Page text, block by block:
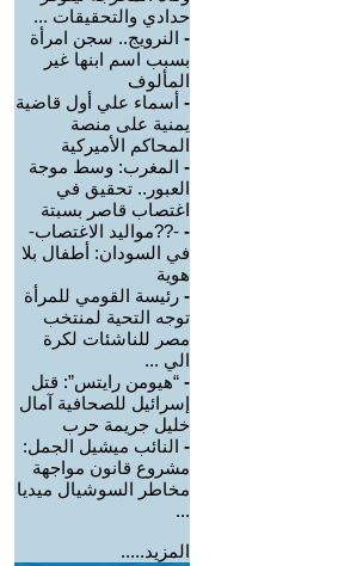
حدادي والتحقيقات ...
- النرويج.. سجن امرأة
بسبب اسم ابنها غير
المألوف
- أسماء علي أول قاضية
يمنية على منصة
المحاكم الأميركية
- المغرب: وسط موجة
العبور.. تحقيق في
اغتصاب قاصر بسبتة
- -??مواليد الاغتصاب-
في السودان: أطفال بلا
هوية
- رئيسة القومي للمرأة
توجه التحية لمنتخب
مصر للناشئات لكرة
الي ...
- “هيومن رايتس”: قتل
إسرائيل للصحافية آمال
خليل جريمة حرب
- النائب ميشيل الجمل:
مشروع قانون مواجهة
مخاطر السوشيال ميديا
...
المزيد.....